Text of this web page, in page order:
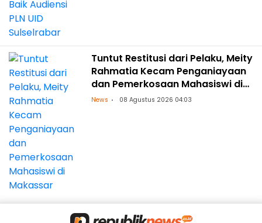
Tuntut Restitusi dari Pelaku, Meity
Rahmatia Kecam Penganiayaan
dan Pemerkosaan Mahasiswi di
Makassar
News 08 Agustus 2026 04:03